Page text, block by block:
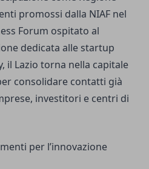
promossi dalla NIAF nel
Forum ospitato al
dedicata alle startup
il Lazio torna nella capitale
consolidare contatti già
investitori e centri di
per l’innovazione